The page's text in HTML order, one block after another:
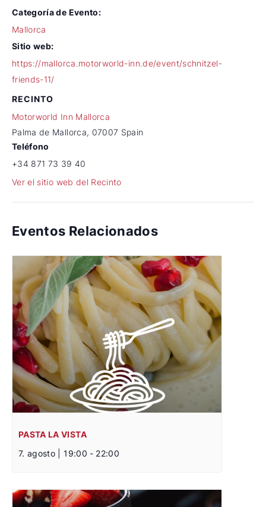
Categoría de Evento:
Mallorca
Sitio web:
https://mallorca.motorworld-inn.de/event/schnitzel-
friends-11/
RECINTO
Motorworld Inn Mallorca
Palma de Mallorca, 07007 Spain
Teléfono
+34 871 73 39 40
Ver el sitio web del Recinto
Eventos Relacionados
PASTA LA VISTA
7. agosto | 19:00 - 22:00